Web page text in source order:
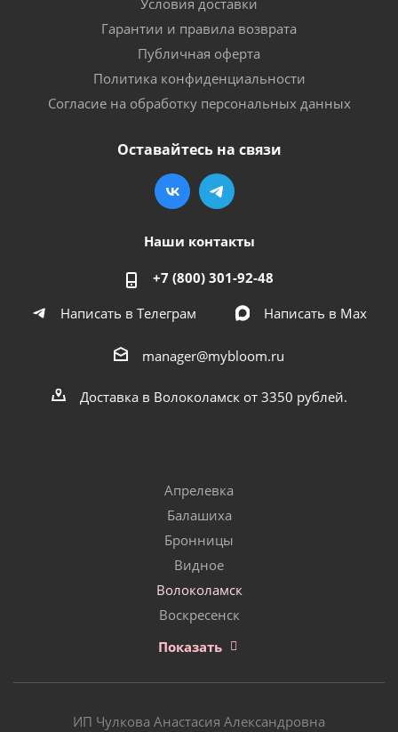
Гарантии и правила возврата
Публичная оферта
Политика конфиденциальности
Согласие на обработку персональных данных
Оставайтесь на связи
Наши контакты
+7 (800) 301-92-48
Написать в Телеграм
Написать в Мах
manager@mybloom.ru
Доставка в Волоколамск от 3350 рублей.
Апрелевка
Балашиха
Бронницы
Видное
Волоколамск
Воскресенск
Показать
ИП Чулкова Анастасия Александровна